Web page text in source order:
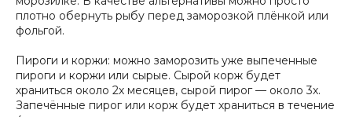
плотно обернуть рыбу перед заморозкой плёнкой или
фольгой.
Пироги и коржи: можно заморозить уже выпеченные
пироги и коржи или сырые. Сырой корж будет
храниться около 2х месяцев, сырой пирог — около 3х.
Запечённые пирог или корж будет храниться в течение